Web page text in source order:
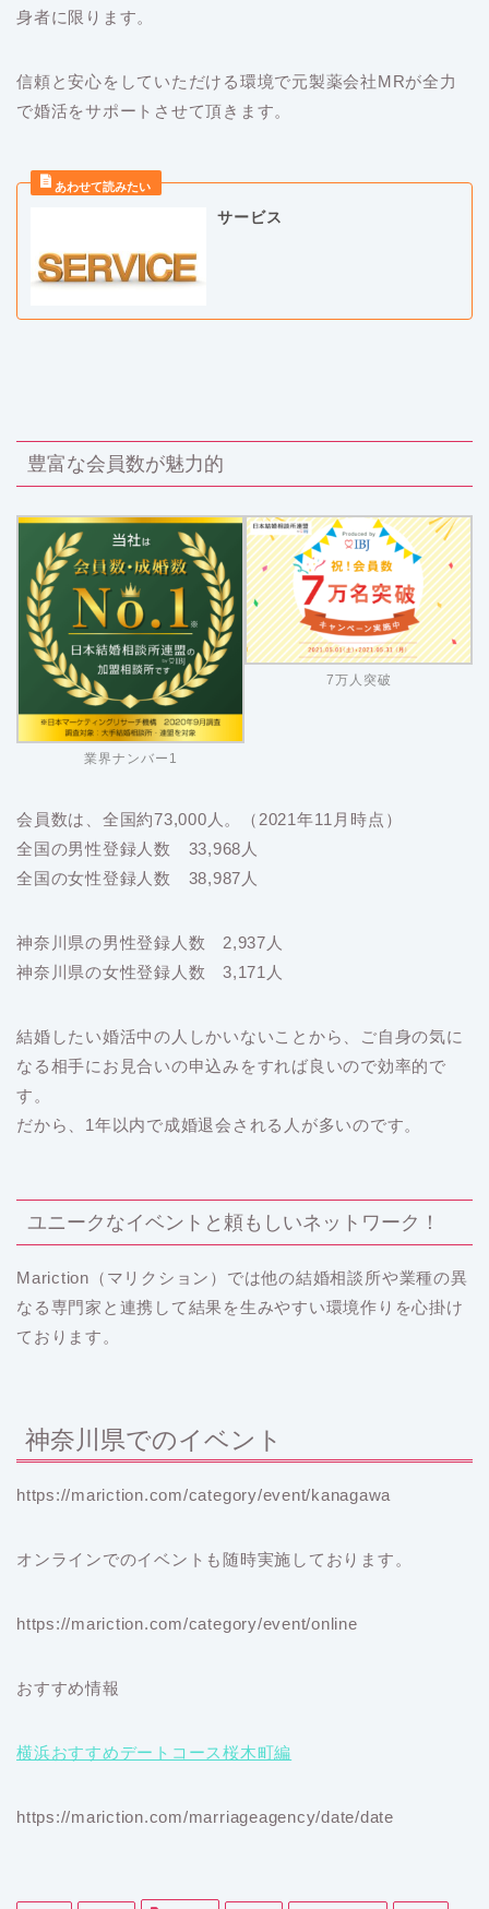
身者に限ります。
信頼と安心をしていただける環境で元製薬会社MRが全力
で婚活をサポートさせて頂きます。
サービス
豊富な会員数が魅力的
業界ナンバー1
7万人突破
会員数は、全国約73,000人。（2021年11月時点）
全国の男性登録人数 33,968人
全国の女性登録人数 38,987人
神奈川県の男性登録人数 2,937人
神奈川県の女性登録人数 3,171人
結婚したい婚活中の人しかいないことから、ご自身の気に
なる相手にお見合いの申込みをすれば良いので効率的で
す。
だから、1年以内で成婚退会される人が多いのです。
ユニークなイベントと頼もしいネットワーク！
Mariction（マリクション）では他の結婚相談所や業種の異
なる専門家と連携して結果を生みやすい環境作りを心掛け
ております。
神奈川県でのイベント
https://mariction.com/category/event/kanagawa
オンラインでのイベントも随時実施しております。
https://mariction.com/category/event/online
おすすめ情報
横浜おすすめデートコース桜木町編
https://mariction.com/marriageagency/date/date